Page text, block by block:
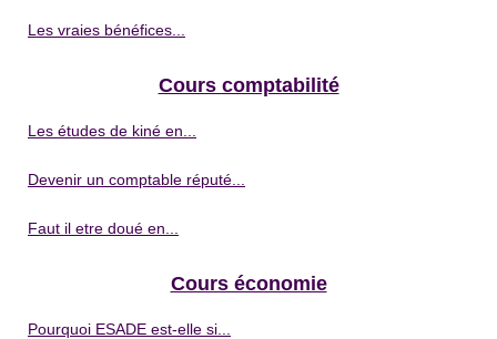
Les vraies bénéfices...
Cours comptabilité
Les études de kiné en...
Devenir un comptable réputé...
Faut il etre doué en...
Cours économie
Pourquoi ESADE est-elle si...